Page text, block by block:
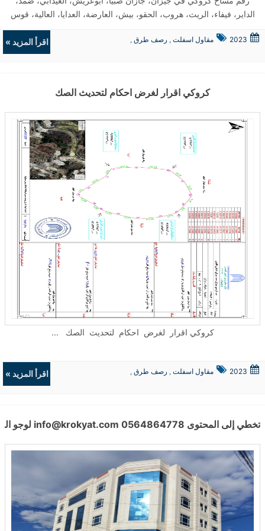
الداير، فيفاء، الريث، هروب، الحقو، بيش، العارضة، العدايا، العالية، قوس
2023 مقاول اسفلت , رصف طرق ,
اقرأ المزيد »
كروكي اقرار لغرض احكام لتحديث الصك
كروكي اقرار لغرض احكام لتحديث الصك ...
2023 مقاول اسفلت , رصف طرق ,
اقرأ المزيد »
تخطي إلى المحتوى info@krokyat.com 0564864778 لوجو الموقع موقع كروكيات للإستشارات الهندسية بحث عن خدمة ... اتصل بنا ارسل رسالة تواصل معنا الرئيسية – موقع كروكيات للاستشارات الهندسية خدماتنا عن كروكيات أسئلة واجابات المدونة تواصل معنا الشروط والاحكام سياسة الخصوصية ما الفرق بين الكروكي المساحي و الكروكي التنظيمي ما الفرق بين الكروكي المساحي و الكروكي التنظيمي محتويات 1 خطوات تصميم الكروكي التنظيمي 2 تكلفة تخطيط الكروكي التنظيمي 3 كم يستغرق إصدار الكروكي التنظيمي 4 خطوات إصدار كروكي مساحي لأرض مخططة 5 إصدار كروكي مساحي لأرض غير مخططة 6 أسئلة شائعة 6.1 ما هو الرفع المساحي للارض؟ 6.2 ما الفرق بين الرفع المساحي و التوقيع المساحي؟ 6.3 ما هي أنواع العمل المساحي؟ 6.4 ما اسم جهاز قياس المساحة؟ 6.5 ما